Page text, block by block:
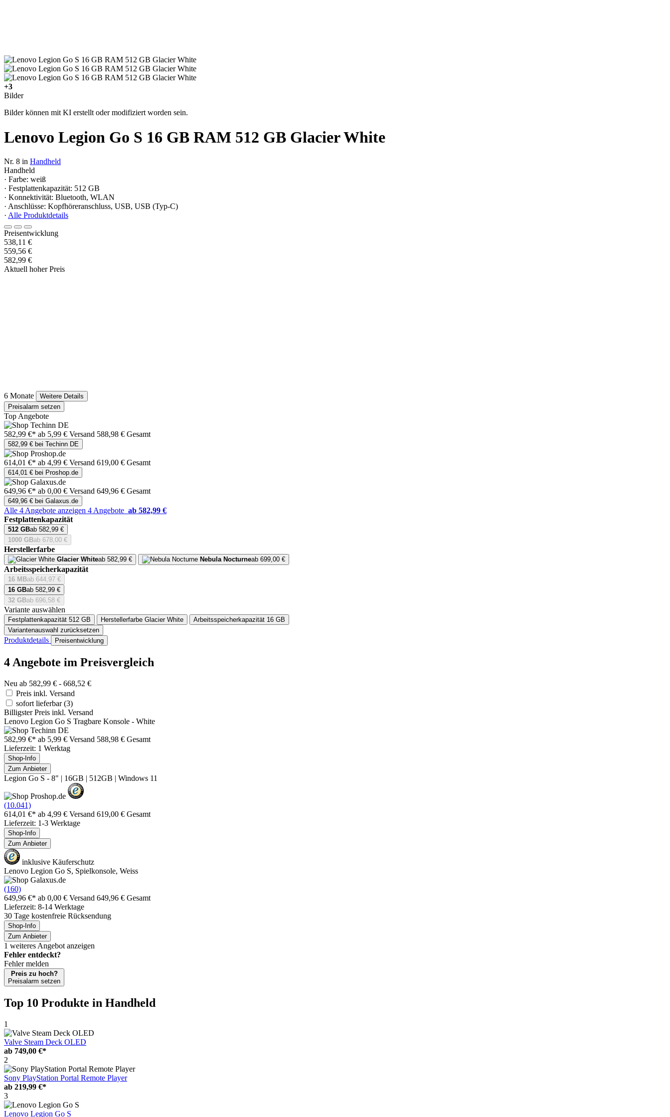
+3
Bilder
Bilder können mit KI erstellt oder modifiziert worden sein.
Lenovo Legion Go S 16 GB RAM 512 GB Glacier White
Nr. 8 in Handheld
Handheld
· Farbe: weiß
· Festplattenkapazität: 512 GB
· Konnektivität: Bluetooth, WLAN
· Anschlüsse: Kopfhöreranschluss, USB, USB (Typ-C)
· Alle Produktdetails
Preisentwicklung
538,11 €
559,56 €
582,99 €
Aktuell hoher Preis
6 Monate
Weitere Details
Preisalarm setzen
Top Angebote
582,99 €* ab 5,99 € Versand 588,98 € Gesamt
582,99 € bei Techinn DE
614,01 €* ab 4,99 € Versand 619,00 € Gesamt
614,01 € bei Proshop.de
649,96 €* ab 0,00 € Versand 649,96 € Gesamt
649,96 € bei Galaxus.de
Alle 4 Angebote anzeigen 4 Angebote ab 582,99 €
Festplattenkapazität
512 GBab 582,99 €
1000 GBab 678,00 €
Herstellerfarbe
Glacier Whiteab 582,99 € Nebula Nocturneab 699,00 €
Arbeitsspeicherkapazität
16 MBab 644,97 €
16 GBab 582,99 €
32 GBab 696,58 €
Variante auswählen
Festplattenkapazität 512 GB Herstellerfarbe Glacier White Arbeitsspeicherkapazität 16 GB
Variantenauswahl zurücksetzen
Produktdetails Preisentwicklung
4 Angebote im Preisvergleich
Neu ab 582,99 € - 668,52 €
Preis inkl. Versand
sofort lieferbar(3)
Billigster Preis inkl. Versand
Lenovo Legion Go S Tragbare Konsole - White
582,99 €* ab 5,99 € Versand 588,98 € Gesamt
Lieferzeit: 1 Werktag
Shop-Info
Zum Anbieter
Legion Go S - 8" | 16GB | 512GB | Windows 11
(10.041)
614,01 €* ab 4,99 € Versand 619,00 € Gesamt
Lieferzeit: 1-3 Werktage
Shop-Info
Zum Anbieter
inklusive Käuferschutz
Lenovo Legion Go S, Spielkonsole, Weiss
(160)
649,96 €* ab 0,00 € Versand 649,96 € Gesamt
Lieferzeit: 8-14 Werktage
30 Tage kostenfreie Rücksendung
Shop-Info
Zum Anbieter
1 weiteres Angebot anzeigen
Fehler entdeckt?
Fehler melden
Preis zu hoch?
Preisalarm setzen
Top 10 Produkte in Handheld
1
Valve Steam Deck OLED
ab 749,00 €*
2
Sony PlayStation Portal Remote Player
ab 219,99 €*
3
Lenovo Legion Go S